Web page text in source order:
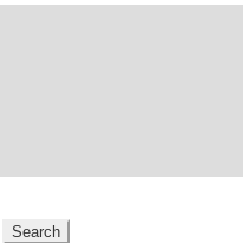
Search